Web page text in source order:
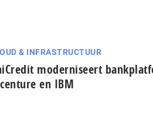
& INFRASTRUCTUUR
moderniseert
en IBM